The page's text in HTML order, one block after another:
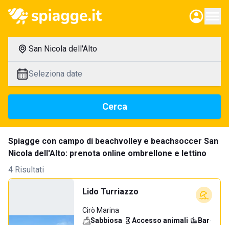
San Nicola dell'Alto
Seleziona date
Cerca
Spiagge con campo di beachvolley e beachsoccer San
Nicola dell'Alto: prenota online ombrellone e lettino
4 Risultati
Lido Turriazzo
Cirò Marina
Sabbiosa· Accesso animali· Bar·